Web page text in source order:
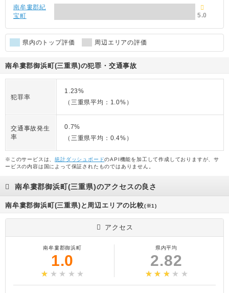
南牟婁郡紀
宝町
5.0
県内のトップ評価 周辺エリアの評価
南牟婁郡御浜町(三重県)の犯罪・交通事故
犯罪率
1.23%
（三重県平均：1.0%）
交通事故発生
率
0.7%
（三重県平均：0.4%）
※このサービスは、統計ダッシュボードのAPI機能を加工して作成しておりますが、サ
ービスの内容は国によって保証されたものではありません。
南牟婁郡御浜町(三重県)のアクセスの良さ
南牟婁郡御浜町(三重県)と周辺エリアの比較(※1)
アクセス
南牟婁郡御浜町
1.0
県内平均
2.82